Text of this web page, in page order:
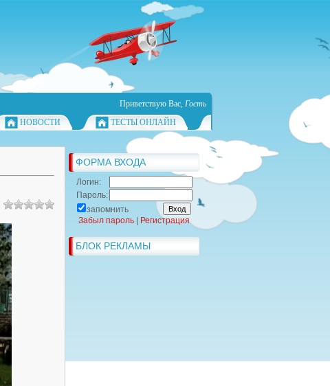
Приветствую Вас, Гость
НОВОСТИ
ТЕСТЫ ОНЛАЙН
ФОРМА ВХОДА
Логин:
Пароль:
запомнить
Забыл пароль
Регистрация
БЛОК РЕКЛАМЫ